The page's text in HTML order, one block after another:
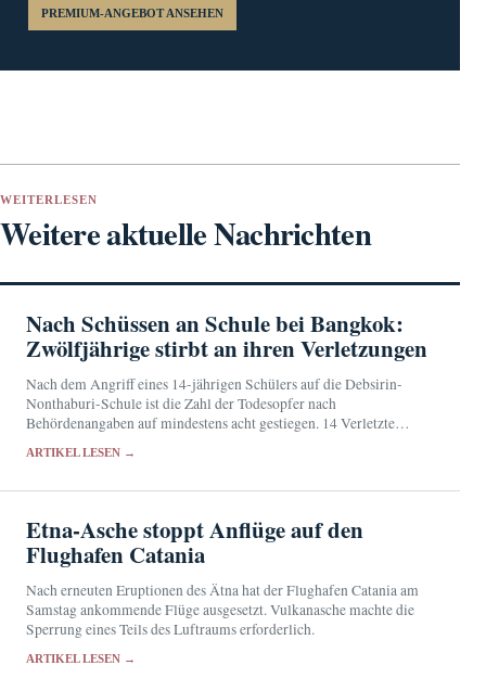
PREMIUM-ANGEBOT ANSEHEN
WEITERLESEN
Weitere aktuelle Nachrichten
Nach Schüssen an Schule bei Bangkok:
Zwölfjährige stirbt an ihren Verletzungen
Nach dem Angriff eines 14-jährigen Schülers auf die Debsirin-
Nonthaburi-Schule ist die Zahl der Todesopfer nach
Behördenangaben auf mindestens acht gestiegen. 14 Verletzte
ARTIKEL LESEN →
Etna-Asche stoppt Anflüge auf den
Flughafen Catania
Nach erneuten Eruptionen des Ätna hat der Flughafen Catania am
Samstag ankommende Flüge ausgesetzt. Vulkanasche machte die
Sperrung eines Teils des Luftraums erforderlich.
ARTIKEL LESEN →